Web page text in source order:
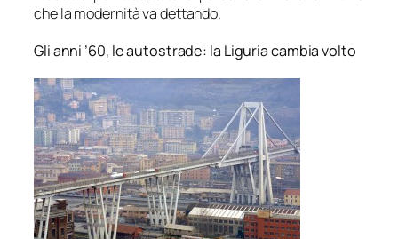
che la modernità va dettando.
Gli anni ’60, le autostrade: la Liguria cambia volto